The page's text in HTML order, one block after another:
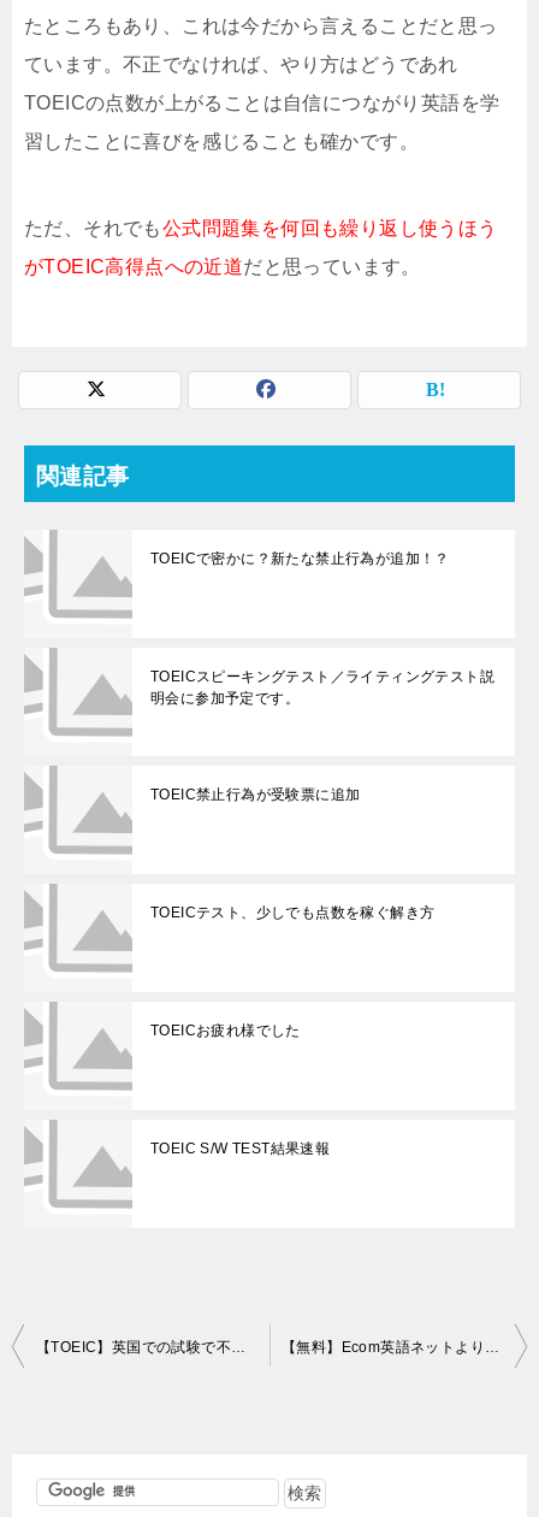
たところもあり、これは今だから言えることだと思っ
ています。不正でなければ、やり方はどうであれ
TOEICの点数が上がることは自信につながり英語を学
習したことに喜びを感じることも確かです。
ただ、それでも公式問題集を何回も繰り返し使うほう
がTOEIC高得点への近道だと思っています。
関連記事
TOEICで密かに？新たな禁止行為が追加！？
TOEICスピーキングテスト／ライティングテスト説
明会に参加予定です。
TOEIC禁止行為が受験票に追加
TOEICテスト、少しでも点数を稼ぐ解き方
TOEICお疲れ様でした
TOEIC S/W TEST結果速報
投